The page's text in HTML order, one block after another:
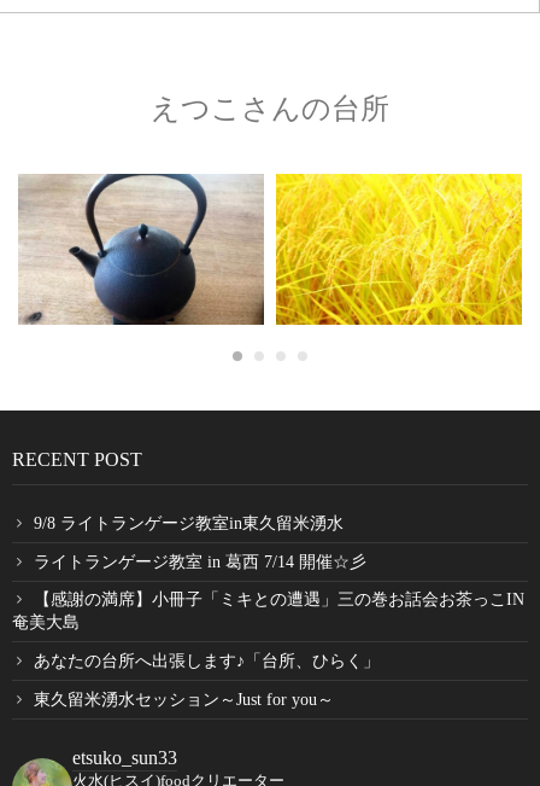
えつこさんの台所
RECENT POST
9/8 ライトランゲージ教室in東久留米湧水
ライトランゲージ教室 in 葛西 7/14 開催☆彡
【感謝の満席】小冊子「ミキとの遭遇」三の巻お話会お茶っこIN
奄美大島
あなたの台所へ出張します♪「台所、ひらく」
東久留米湧水セッション～Just for you～
etsuko_sun33
火水(ヒスイ)foodクリエーター